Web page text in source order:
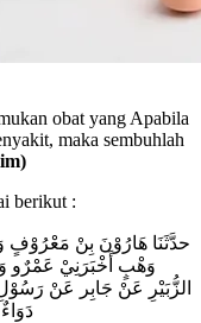
obat yang Apabila
maka sembuhlah
berikut :
حدَّثَنَا هَارُوْنَ بِنْ مَعْرُوْفٍ
وَهْبٍ أَخْبَرَنِيْ عَمْرٌو
الزُّبَيْرِ عَنْ جَابِر عَنْ